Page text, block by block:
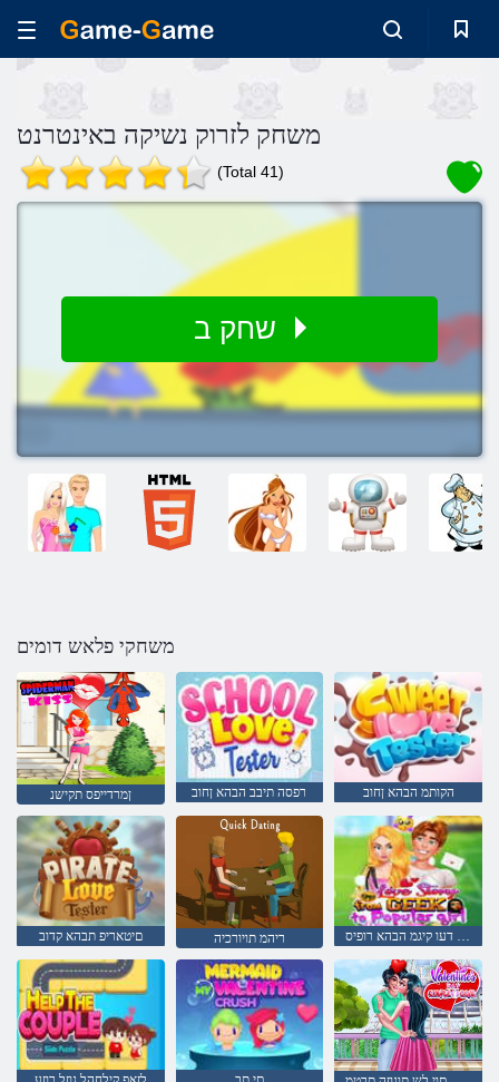
משחק לזרוק נשיקה באינטרנט
(Total 41)
משחקי פלאש דומים
ןמרדייפס תקישנ רפסה תיבב הבהא ןחוב הקותמ הבהא ןחוב
םיטאריפ תבהא קדוב ריהמ תויורכיה תירלופופ הרענ דעו קיגמ הבהא רופיס